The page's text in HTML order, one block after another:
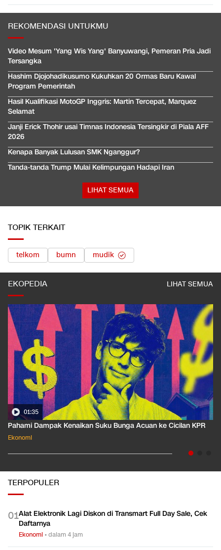
REKOMENDASI UNTUKMU
Video Mesum 'Yang Wis Yang' Banyuwangi, Pemeran Pria Jadi
Tersangka
Hashim Djojohadikusumo Kukuhkan 20 Ormas Baru Kawal
Program Pemerintah
Hasil Kualifikasi MotoGP Inggris: Martin Tercepat, Marquez
Selamat
Janji Erick Thohir usai Timnas Indonesia Tersingkir di Piala AFF
2026
Kenapa Banyak Lulusan SMK Nganggur?
Tanda-tanda Trump Mulai Kelimpungan Hadapi Iran
LIHAT SEMUA
TOPIK TERKAIT
telkom bumn mudik
EKOPEDIA LIHAT SEMUA
01:35
Pahami Dampak Kenaikan Suku Bunga Acuan ke Cicilan KPR
Ekonomi
TERPOPULER
01Alat Elektronik Lagi Diskon di Transmart Full Day Sale, Cek
Daftarnya
Ekonomi •dalam 4 jam